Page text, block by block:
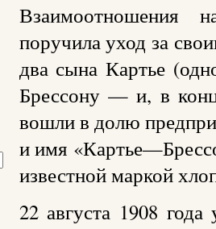
Взаимоотношения
поручила уход за
два сына Картье
Брессону — и, в
вошли в долю
и имя
известной маркой
22 августа 1908